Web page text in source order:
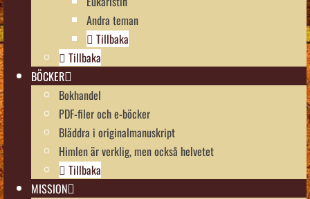
Andra teman
Tillbaka
Tillbaka
BÖCKER
Bokhandel
PDF-filer och e-böcker
Bläddra i originalmanuskript
Himlen är verklig, men också helvetet
Tillbaka
MISSION